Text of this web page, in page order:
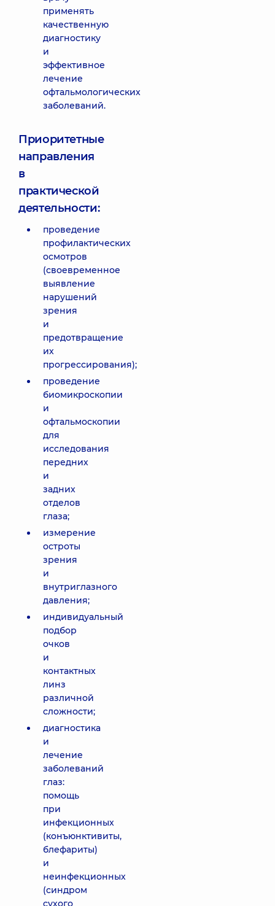
применять
качественную
диагностику
и
эффективное
лечение
офтальмологических
заболеваний.
Приоритетные
направления
в
практической
деятельности:
проведение
профилактических
осмотров
(своевременное
выявление
нарушений
зрения
и
предотвращение
их
прогрессирования);
проведение
биомикроскопии
и
офтальмоскопии
для
исследования
передних
и
задних
отделов
глаза;
измерение
остроты
зрения
и
внутриглазного
давления;
индивидуальный
подбор
очков
и
контактных
линз
различной
сложности;
диагностика
и
лечение
заболеваний
глаз:
помощь
при
инфекционных
(конъюнктивиты,
блефариты)
и
неинфекционных
(синдром
сухого